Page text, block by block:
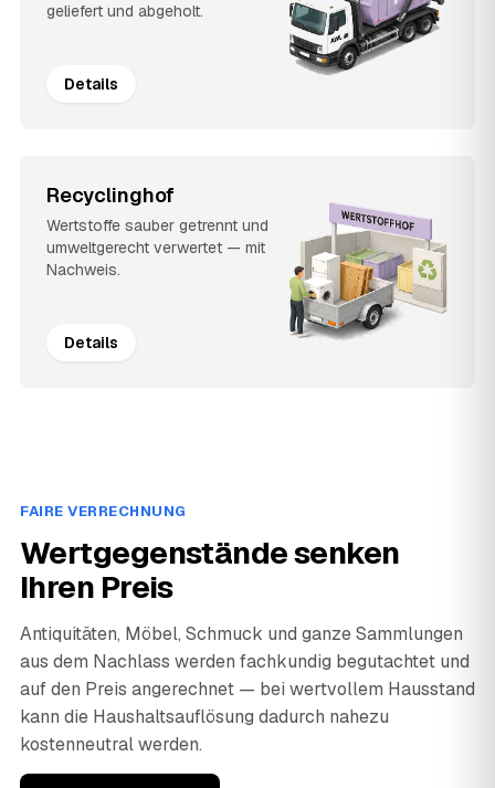
geliefert und abgeholt.
Details
Recyclinghof
Wertstoffe sauber getrennt und
umweltgerecht verwertet — mit
Nachweis.
Details
FAIRE VERRECHNUNG
Wertgegenstände senken
Ihren Preis
Antiquitäten, Möbel, Schmuck und ganze Sammlungen
aus dem Nachlass werden fachkundig begutachtet und
auf den Preis angerechnet — bei wertvollem Hausstand
kann die Haushaltsauflösung dadurch nahezu
kostenneutral werden.